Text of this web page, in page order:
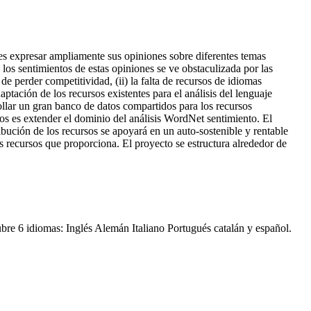
ampliamente sus opiniones sobre diferentes temas
sentimientos de estas opiniones se ve obstaculizada por las
perder competitividad, (ii) la falta de recursos de idiomas
de los recursos existentes para el análisis del lenguaje
un gran banco de datos compartidos para los recursos
es extender el dominio del análisis WordNet sentimiento. El
de los recursos se apoyará en un auto-sostenible y rentable
que proporciona. El proyecto se estructura alrededor de
6 idiomas: Inglés Alemán Italiano Portugués catalán y español.